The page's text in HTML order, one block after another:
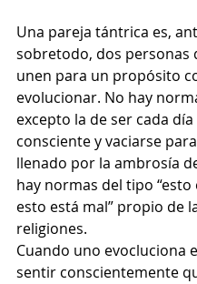
Una pareja tántrica es,
sobretodo, dos personas
unen para un propósito
evolucionar. No hay
excepto la de ser cada día
consciente y vaciarse
llenado por la ambrosía
hay normas del tipo “esto
esto está mal” propio de
religiones.
Cuando uno evocluciona
sentir conscientemente